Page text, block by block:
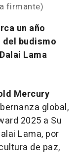
firmante)
un año
budismo
Lama
Mercury
global,
2025 a Su
Lama, por
de paz,